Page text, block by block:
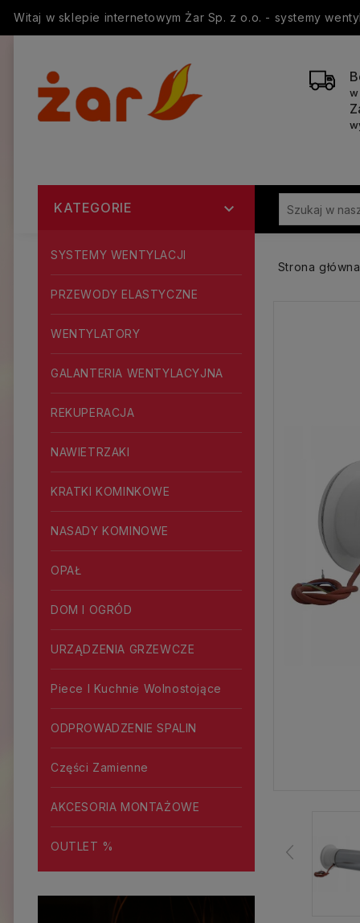
Witaj w sklepie internetowym Żar Sp. z o.o. - systemy
KATEGORIE 
SYSTEMY WENTYLACJI
PRZEWODY ELASTYCZNE
WENTYLATORY
GALANTERIA WENTYLACYJNA
REKUPERACJA
NAWIETRZAKI
KRATKI KOMINKOWE
NASADY KOMINOWE
OPAŁ
DOM I OGRÓD
URZĄDZENIA GRZEWCZE
Piece I Kuchnie Wolnostojące
ODPROWADZENIE SPALIN
Części Zamienne
AKCESORIA MONTAŻOWE
OUTLET %
Strona główna